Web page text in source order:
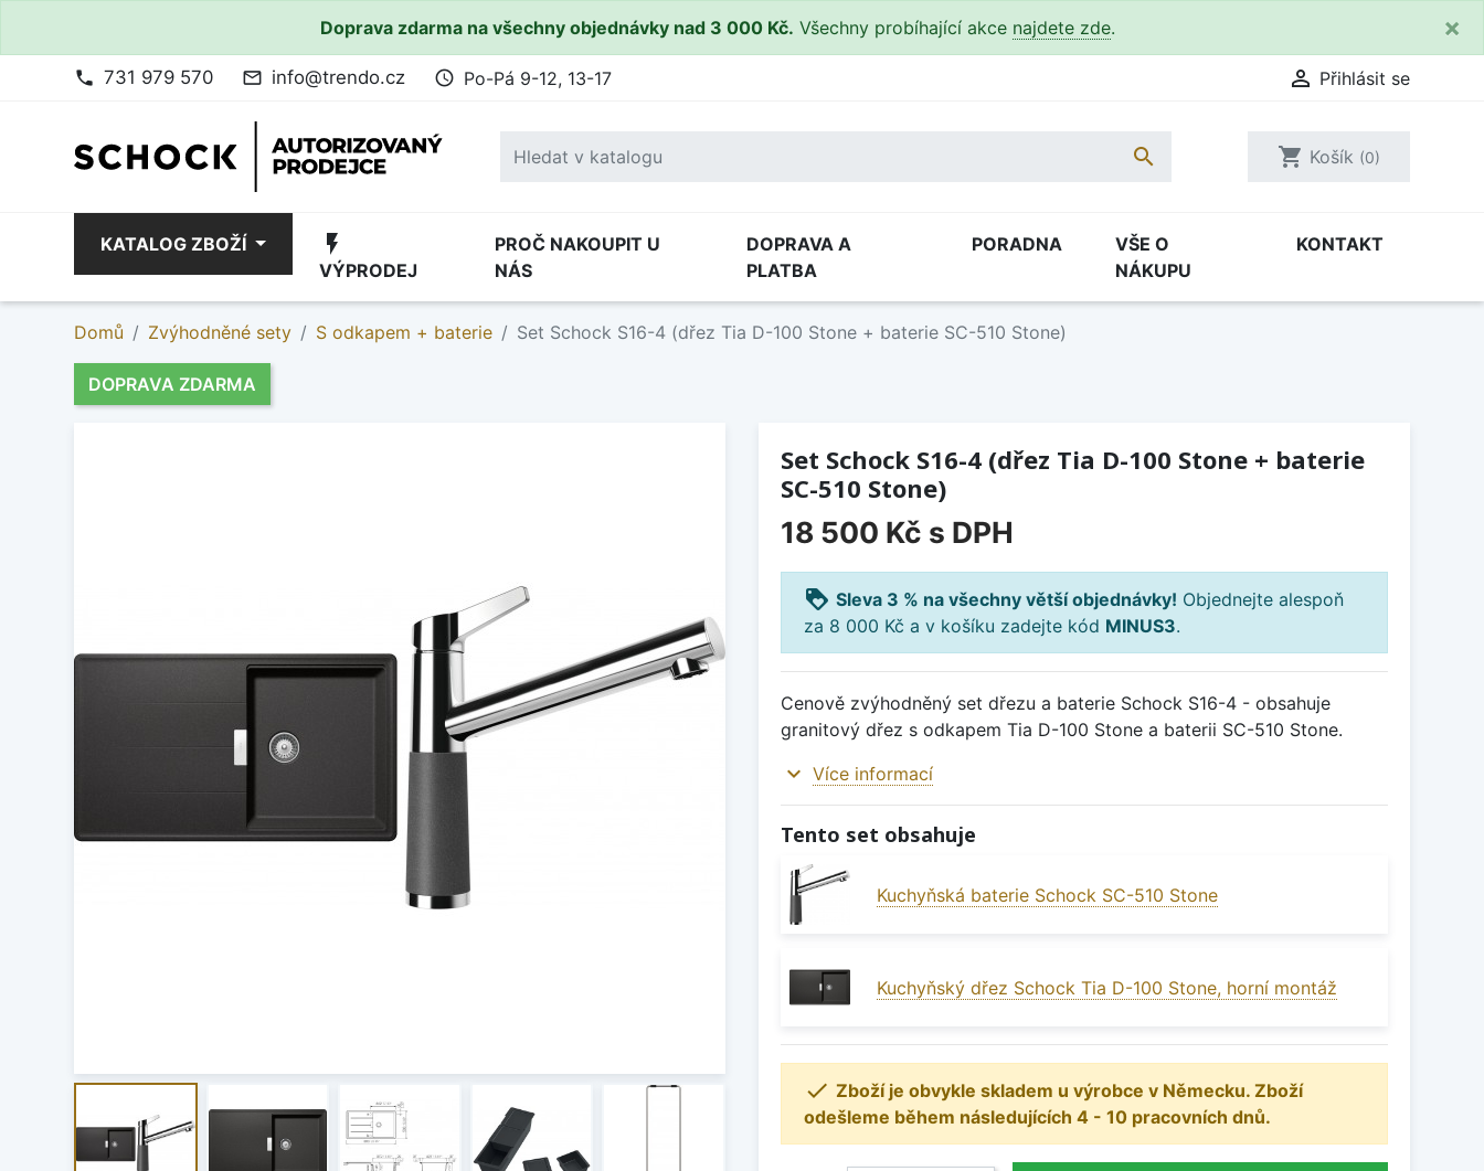
Doprava zdarma na všechny objednávky nad 3 000 Kč. Všechny probíhající akce najdete zde. ×
phone 731 979 570 mail_outline info@trendo.cz access_time Po-Pá 9-12, 13-17  Přihlásit se
 shopping_cart Košík (0)
KATALOG ZBOŽÍ flash_on
VÝPRODEJ
PROČ NAKOUPIT U
NÁS
DOPRAVA A
PLATBA
PORADNA
VŠE O
NÁKUPU
KONTAKT
Domů Zvýhodněné sety S odkapem + baterie Set Schock S16-4 (dřez Tia D-100 Stone + baterie SC-510 Stone)
DOPRAVA ZDARMA
Set Schock S16-4 (dřez Tia D-100 Stone + baterie
SC-510 Stone)
18 500 Kč s DPH
loyalty Sleva 3 % na všechny větší objednávky! Objednejte alespoň
za 8 000 Kč a v košíku zadejte kód MINUS3.
Cenově zvýhodněný set dřezu a baterie Schock S16-4 - obsahuje
granitový dřez s odkapem Tia D-100 Stone a baterii SC-510 Stone.
expand_more Více informací
Tento set obsahuje
Kuchyňská baterie Schock SC-510 Stone
Kuchyňský dřez Schock Tia D-100 Stone, horní montáž
 Zboží je obvykle skladem u výrobce v Německu. Zboží
odešleme během následujících 4 - 10 pracovních dnů.